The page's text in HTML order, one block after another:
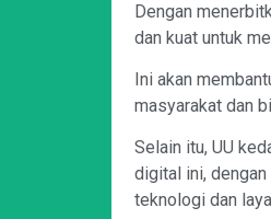
Dengan
dan kuat untuk
Ini akan
masyarakat dan
Selain itu, UU
digital ini,
teknologi dan